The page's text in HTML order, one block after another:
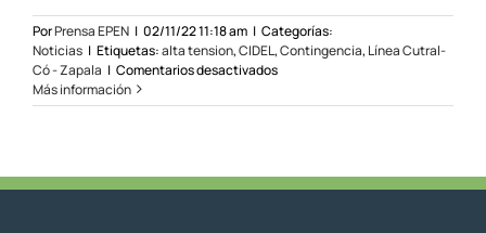
PorPrensa EPEN | 02/11/22 11:18 am | Categorías:
Noticias | Etiquetas:alta tension,CIDEL,Contingencia, Línea Cutral-
Có - Zapala | Comentarios desactivadosen
EPEN
como
Más información